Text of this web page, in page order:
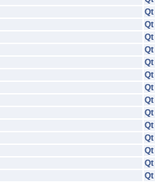
Qt
Qt
Qt
Qt
Qt
Qt
Qt
Qt
Qt
Qt
Qt
Qt
Qt
Qt